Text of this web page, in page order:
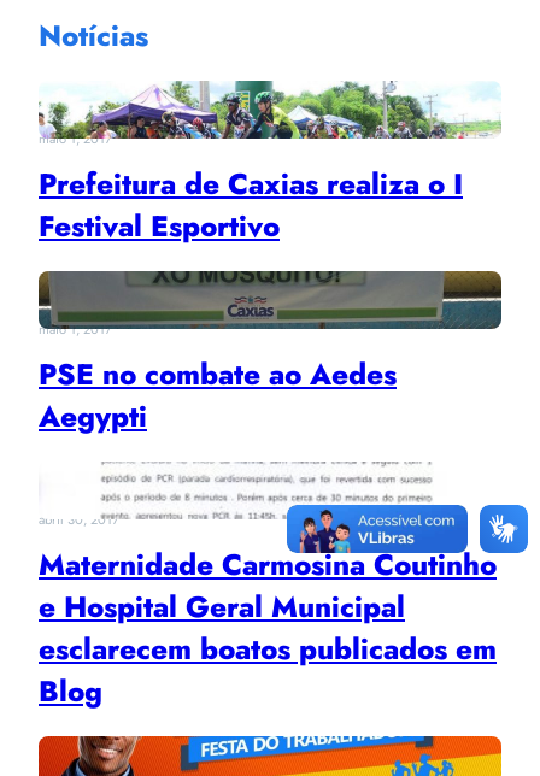
Notícias
maio 1, 2017
Prefeitura de Caxias realiza o I
Festival Esportivo
maio 1, 2017
PSE no combate ao Aedes
Aegypti
abril 30, 2017
Maternidade Carmosina Coutinho
e Hospital Geral Municipal
esclarecem boatos publicados em
Blog